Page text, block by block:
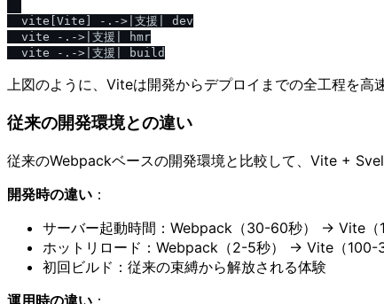
  vite[Vite] -.->|支援| dev
  vite -.->|支援| hmr
上図のように、Viteは開発からデプロイまでの全工程を高
従来の開発環境との違い
従来のWebpackベースの開発環境と比較して、Vite +
開発時の違い ：
サーバー起動時間：Webpack（30-60秒） → Vite（
ホットリロード：Webpack（2-5秒） → Vite（100-
初回ビルド：従来の束縛から解放される体験
運用時の違い ：